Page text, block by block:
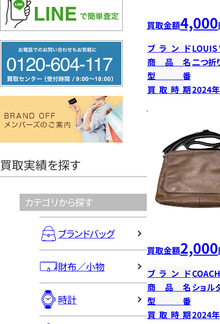
リ
ー
ヤ
買取実績を探す
カテゴリから探す
ブランドバッグ
財布／小物
時計
買取金額4,000
ブランドLOUIS
商品名二つ折
型番
買取時期2024
買取金額2,000
ブランドCOACH
商品名 ショル
型番
買取時期2024